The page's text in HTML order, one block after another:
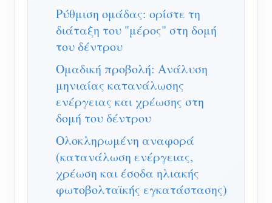
Ρύθμιση ομάδας: ορίστε τη
διάταξη του "μέρος" στη δομή
του δέντρου
Ομαδική προβολή: Ανάλυση
μηνιαίας κατανάλωσης
ενέργειας και χρέωσης στη
δομή του δέντρου
Ολοκληρωμένη αναφορά
(κατανάλωση ενέργειας,
χρέωση και έσοδα ηλιακής
φωτοβολταϊκής εγκατάστασης)